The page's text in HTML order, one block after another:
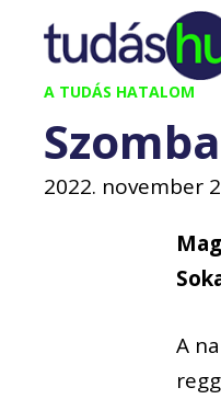
Kilépés
tartalomba
A TUDÁS HATALOM
2022. november
A